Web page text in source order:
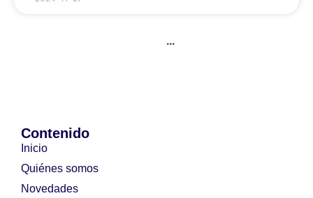
...
Contenido
Inicio
Quiénes somos
Novedades